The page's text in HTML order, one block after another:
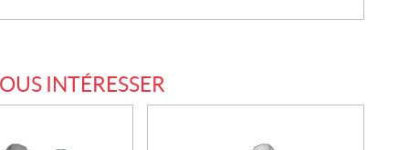
INTÉRESSER